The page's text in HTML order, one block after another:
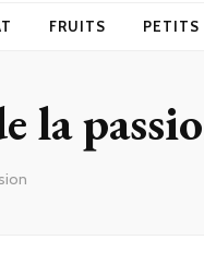
FRUITS PETITS
la